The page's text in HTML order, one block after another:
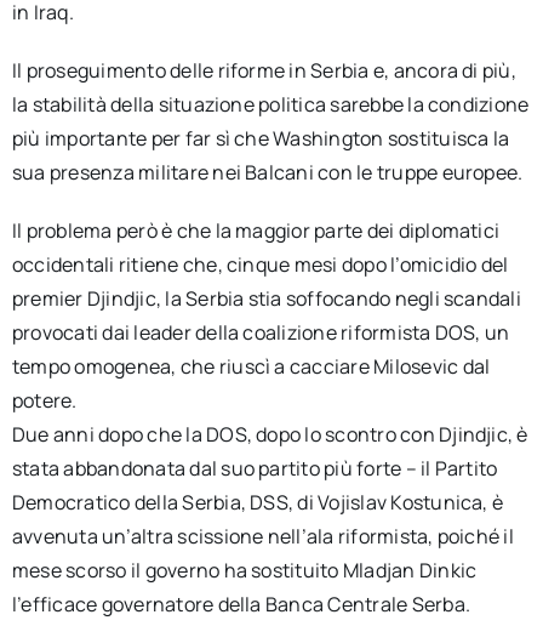
in Iraq.
Il proseguimento delle riforme in Serbia e, ancora di più,
la stabilità della situazione politica sarebbe la condizione
più importante per far sì che Washington sostituisca la
sua presenza militare nei Balcani con le truppe europee.
Il problema però è che la maggior parte dei diplomatici
occidentali ritiene che, cinque mesi dopo l’omicidio del
premier Djindjic, la Serbia stia soffocando negli scandali
provocati dai leader della coalizione riformista DOS, un
tempo omogenea, che riuscì a cacciare Milosevic dal
potere.
Due anni dopo che la DOS, dopo lo scontro con Djindjic, è
stata abbandonata dal suo partito più forte – il Partito
Democratico della Serbia, DSS, di Vojislav Kostunica, è
avvenuta un’altra scissione nell’ala riformista, poiché il
mese scorso il governo ha sostituito Mladjan Dinkic
l’efficace governatore della Banca Centrale Serba.